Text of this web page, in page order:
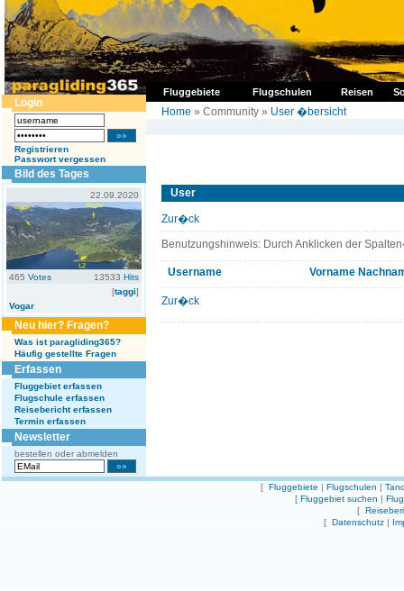
Fluggebiete Flugschulen Reisen
Login
Registrieren
Passwort vergessen
Bild des Tages
22.09.2020
465 Votes 13533 Hits
[taggi]
Vogar
Neu hier? Fragen?
Was ist paragliding365?
Häufig gestellte Fragen
Erfassen
Fluggebiet erfassen
Flugschule erfassen
Reisebericht erfassen
Termin erfassen
Newsletter
bestellen oder abmelden
Home » Community » User �bersicht
User
Zur�ck
Benutzungshinweis: Durch Anklicken der
Username Vorname
Zur�ck
[ Fluggebiete | Flugschulen |
[ Fluggebiet suchen |
[
[ Datenschutz |